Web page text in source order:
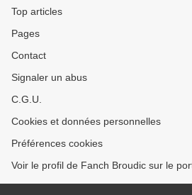
Top articles
Pages
Contact
Signaler un abus
C.G.U.
Cookies et données personnelles
Préférences cookies
Voir le profil de Fanch Broudic sur le